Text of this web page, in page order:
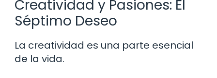
Creatividad y Pasiones: El
Séptimo Deseo
La creatividad es una parte esencial
de la vida.